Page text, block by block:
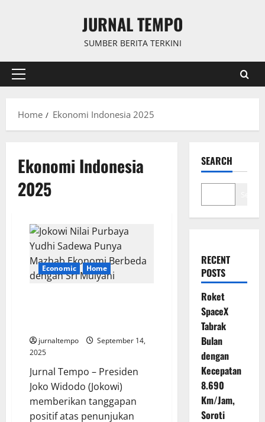
JURNAL TEMPO
SUMBER BERITA TERKINI
Primary
Home
Ekonomi Indonesia 2025
Ekonomi Indonesia
2025
Economic Home
jurnaltempo
September 14,
2025
Jurnal Tempo – Presiden
Joko Widodo (Jokowi)
memberikan tanggapan
positif atas penunjukan
SEARCH
RECENT
POSTS
Roket
SpaceX
Tabrak
Bulan
dengan
Kecepatan
8.690
Km/Jam,
Soroti